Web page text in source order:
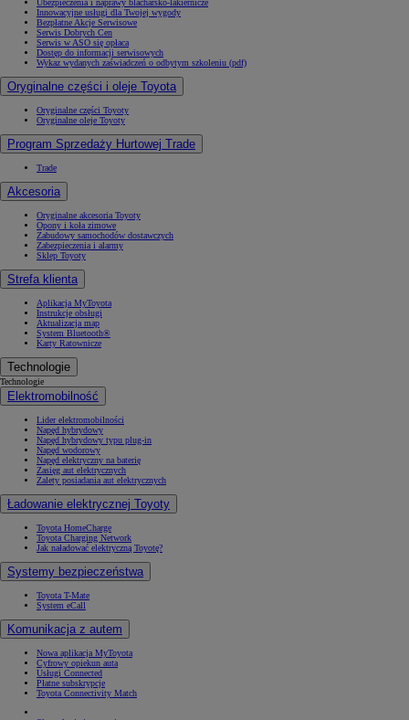
Innowacyjne usługi dla Twojej wygody
Bezpłatne Akcje Serwisowe
Serwis Dobrych Cen
Serwis w ASO się opłaca
Dostęp do informacji serwisowych
Wykaz wydanych zaświadczeń o odbytym szkoleniu (pdf)
Oryginalne części i oleje Toyota
Oryginalne części Toyoty
Oryginalne oleje Toyoty
Program Sprzedaży Hurtowej Trade
Trade
Akcesoria
Oryginalne akcesoria Toyoty
Opony i koła zimowe
Zabudowy samochodów dostawczych
Zabezpieczenia i alarmy
Sklep Toyoty
Strefa klienta
Aplikacja MyToyota
Instrukcje obsługi
Aktualizacja map
System Bluetooth®
Karty Ratownicze
Technologie
Technologie
Elektromobilność
Lider elektromobilności
Napęd hybrydowy
Napęd hybrydowy typu plug-in
Napęd wodorowy
Napęd elektryczny na baterię
Zasięg aut elektrycznych
Zalety posiadania aut elektrycznych
Ładowanie elektrycznej Toyoty
Toyota HomeCharge
Toyota Charging Network
Jak naładować elektryczną Toyotę?
Systemy bezpieczeństwa
Toyota T-Mate
System eCall
Komunikacja z autem
Nowa aplikacja MyToyota
Cyfrowy opiekun auta
Usługi Connected
Płatne subskrypcje
Toyota Connectivity Match